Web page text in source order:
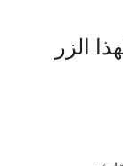
الزر